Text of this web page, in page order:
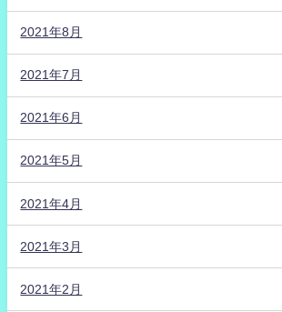
2021年8月
2021年7月
2021年6月
2021年5月
2021年4月
2021年3月
2021年2月